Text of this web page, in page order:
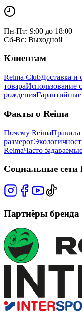
Пн-Пт: 9:00 до 18:00
Сб-Вс: Выходной
Клиентам
Reima ClubДоставка и
товараИспользование
рожденияГарантийные
Факты о Reima
Почему ReimaПравила
размеров
ReimaЧасто
Социальные сети
Партнёры бренда